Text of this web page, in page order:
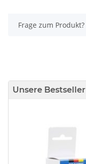
Frage zum Produkt?
Unsere Bestseller